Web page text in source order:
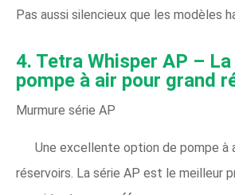
Pas aussi silencieux que les modèles
4. Tetra Whisper AP –
pompe à air pour grand
Murmure série AP
Une excellente option de pompe à
réservoirs. La série AP est le meilleur